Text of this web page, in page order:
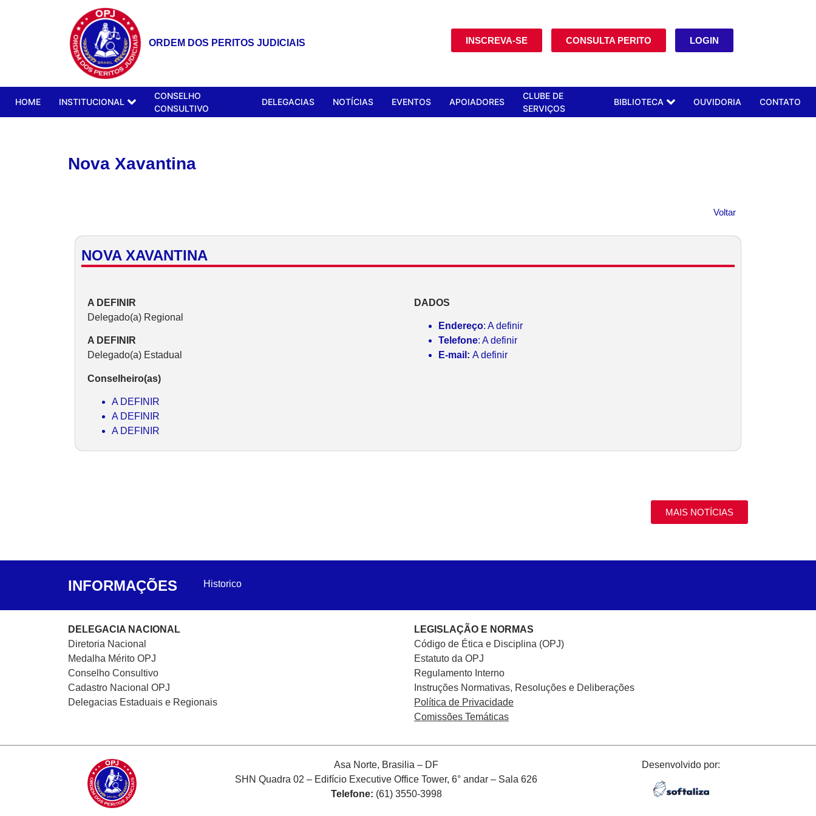
ORDEM DOS PERITOS JUDICIAIS INSCREVA-SE CONSULTA PERITO LOGIN
HOME INSTITUCIONAL
CONSELHO
CONSULTIVO
DELEGACIAS NOTÍCIAS EVENTOS APOIADORES
CLUBE DE
SERVIÇOS
BIBLIOTECA OUVIDORIA CONTATO
Nova Xavantina
Voltar
NOVA XAVANTINA
A DEFINIR
Delegado(a) Regional
A DEFINIR
Delegado(a) Estadual
Conselheiro(as)
A DEFINIR
A DEFINIR
A DEFINIR
DADOS
Endereço: A definir
Telefone: A definir
E-mail: A definir
MAIS NOTÍCIAS
INFORMAÇÕES Historico
DELEGACIA NACIONAL
Diretoria Nacional
Medalha Mérito OPJ
Conselho Consultivo
Cadastro Nacional OPJ
Delegacias Estaduais e Regionais
LEGISLAÇÃO E NORMAS
Código de Ética e Disciplina (OPJ)
Estatuto da OPJ
Regulamento Interno
Instruções Normativas, Resoluções e Deliberações
Política de Privacidade
Comissões Temáticas
Asa Norte, Brasilia – DF
SHN Quadra 02 – Edifício Executive Office Tower, 6° andar – Sala 626
Telefone: (61) 3550-3998
Desenvolvido por: